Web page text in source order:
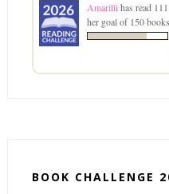
Amarillihas read
her goal of 150
BOOK CHALLENGE